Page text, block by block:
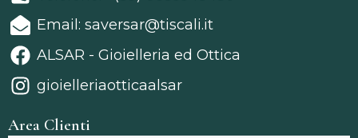
Email: saversar@tiscali.it
ALSAR - Gioielleria ed Ottica
gioielleriaotticaalsar
Area Clienti